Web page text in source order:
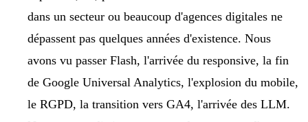
dans un secteur ou beaucoup d'agences digitales ne
dépassent pas quelques années d'existence. Nous
avons vu passer Flash, l'arrivée du responsive, la fin
de Google Universal Analytics, l'explosion du mobile,
le RGPD, la transition vers GA4, l'arrivée des LLM.